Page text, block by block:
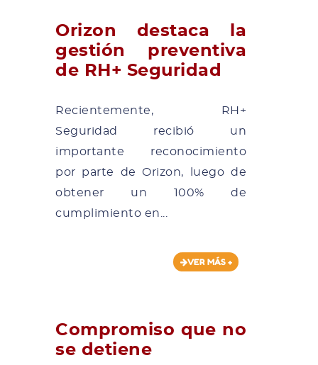
Orizon destaca la
gestión preventiva
de RH+ Seguridad
Recientemente, RH+
Seguridad recibió un
importante reconocimiento
por parte de Orizon, luego de
obtener un 100% de
cumplimiento en...
VER MÁS +
Compromiso que no
se detiene